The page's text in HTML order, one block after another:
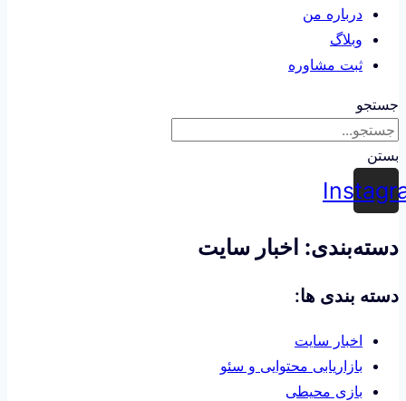
درباره من
وبلاگ
ثبت مشاوره
جستجو
بستن
دسته‌بندی: اخبار سایت
دسته بندی ها:
اخبار سایت
بازاریابی محتوایی و سئو
بازی محیطی